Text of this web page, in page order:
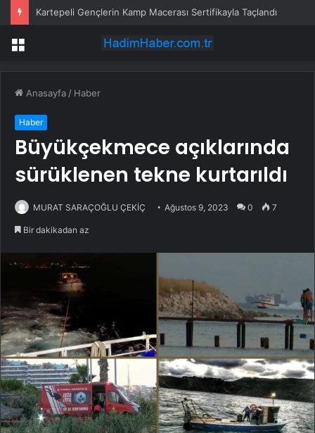
Kartepeli Gençlerin Kamp Macerası Sertifikayla Taçlandı
Menü
Anasayfa / Haber
Haber
Büyükçekmece açıklarında
sürüklenen tekne kurtarıldı
MURAT SARAÇOĞLU ÇEKİÇ Ağustos 9, 2023 0 7
Bir dakikadan az